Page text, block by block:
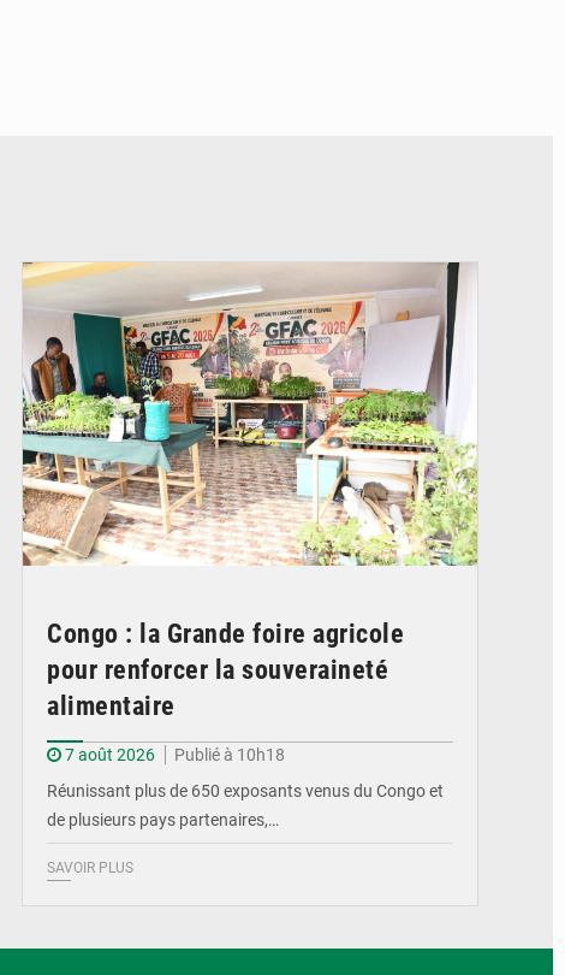
Congo : la Grande foire agricole
pour renforcer la souveraineté
alimentaire
7 août 2026
Publié à 10h18
Réunissant plus de 650 exposants venus du Congo et
de plusieurs pays partenaires,…
SAVOIR PLUS